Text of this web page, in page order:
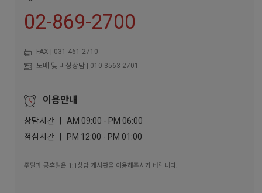
02-869-2700
FAX | 031-461-2710
도매 및 미싱상담 | 010-3563-2701
이용안내
상담시간 | AM 09:00 - PM 06:00
점심시간 | PM 12:00 - PM 01:00
주말과 공휴일은 1:1상담 게시판을 이용해주시기 바랍니다.